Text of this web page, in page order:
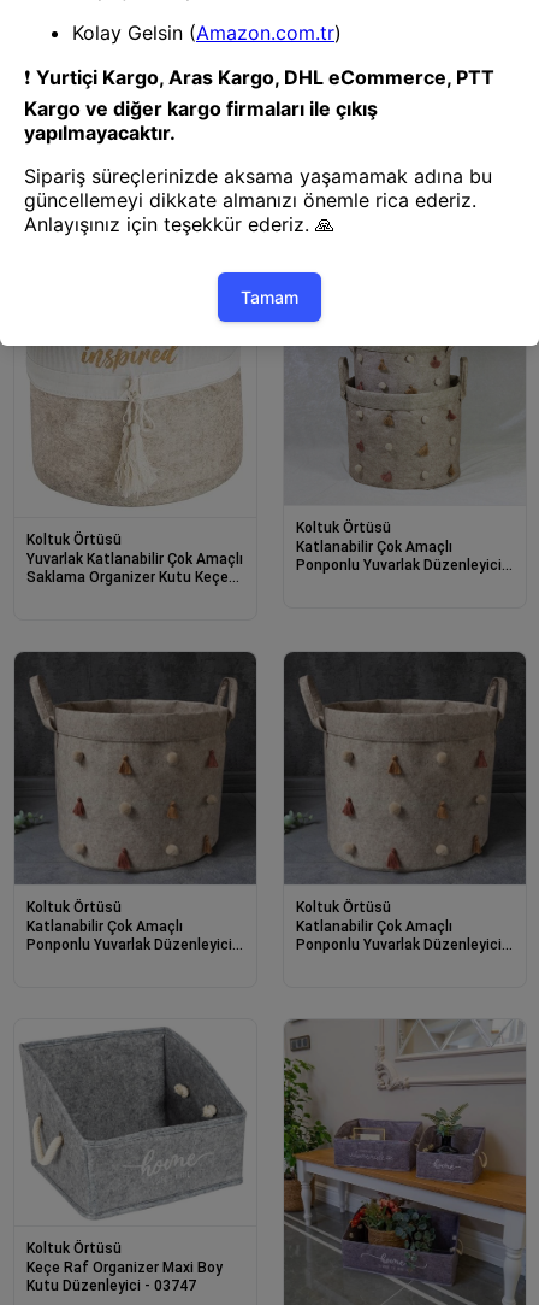
Koltuk Örtüsü
Yuvarlak Katlanabilir Çok Amaçlı
Saklama Organizer Kutu Keçe
Sepet (mini) - 03402
Yuvarlak Katlanabilir Çok Amaçlı
Saklama Organizer Kutu Keçe
Sepet (maxi) - 03396
Koltuk Örtüsü
Yuvarlak Katlanabilir Çok Amaçlı
Saklama Organizer Kutu Keçe
Koltuk Örtüsü
Katlanabilir Çok Amaçlı
Ponponlu Yuvarlak Düzenleyici
Koltuk Örtüsü
Katlanabilir Çok Amaçlı
Ponponlu Yuvarlak Düzenleyici
Koltuk Örtüsü
Katlanabilir Çok Amaçlı
Ponponlu Yuvarlak Düzenleyici
Koltuk Örtüsü
Keçe Raf Organizer Maxi Boy
Kutu Düzenleyici - 03747